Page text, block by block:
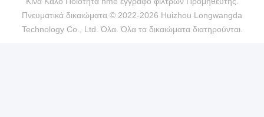
Πνευματικά δικαιώματα © 2022-2026 Huizhou Longwangda
Technology Co., Ltd. Όλα. Όλα τα δικαιώματα διατηρούνται.